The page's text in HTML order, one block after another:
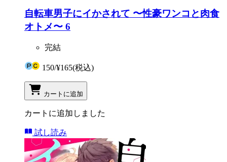
自転車男子にイかされて 〜性豪ワンコと肉食
オトメ〜 6
完結
150/¥165(税込)
カートに追加
カートに追加しました
試し読み